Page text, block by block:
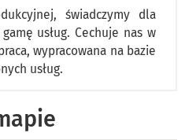
świadczymy dla
usług. Cechuje nas w
wypracowana na bazie
usług.